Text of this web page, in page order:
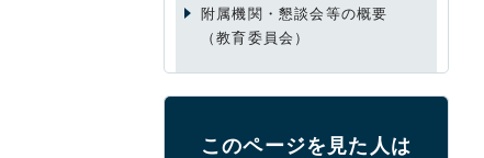
附属機関・懇談会等の概要
（教育委員会）
このページを見た人は